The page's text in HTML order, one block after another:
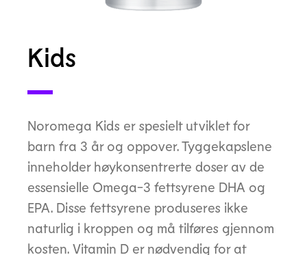
Kids
Noromega Kids er spesielt utviklet for
barn fra 3 år og oppover. Tyggekapslene
inneholder høykonsentrerte doser av de
essensielle Omega-3 fettsyrene DHA og
EPA. Disse fettsyrene produseres ikke
naturlig i kroppen og må tilføres gjennom
kosten. Vitamin D er nødvendig for at